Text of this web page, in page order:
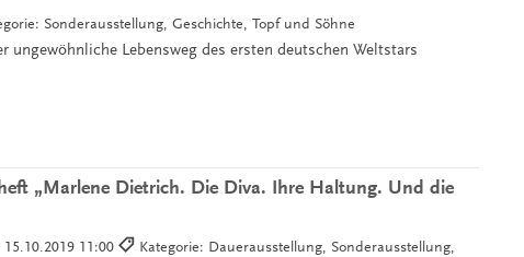
Sonderausstellung, Geschichte, Topf und Söhne
ungewöhnliche Lebensweg des ersten deutschen Weltstars
„Marlene Dietrich. Die Diva. Ihre Haltung. Und die
15.10.2019 11:00
Kategorie: Dauerausstellung, Sonderausstellung,